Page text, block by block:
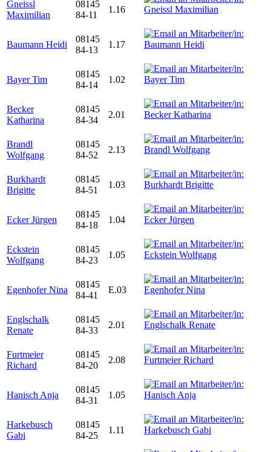
Gneissl
Maximilian
08145
84-11
1.16
Baumann Heidi
08145
84-13
1.17
Bayer Tim
08145
84-14
1.02
Becker
Katharina
08145
84-34
2.01
Brandl
Wolfgang
08145
84-52
2.13
Burkhardt
Brigitte
08145
84-51
1.03
Ecker Jürgen
08145
84-18
1.04
Eckstein
Wolfgang
08145
84-23
1.05
Egenhofer Nina
08145
84-41
E.03
Englschalk
Renate
08145
84-33
2.01
Furtmeier
Richard
08145
84-20
2.08
Hanisch Anja
08145
84-31
1.05
Harkebusch
Gabi
08145
84-25
1.11